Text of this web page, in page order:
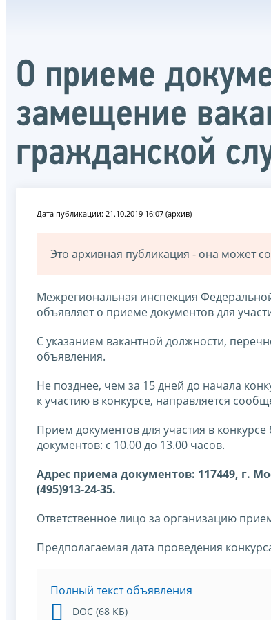
О приеме
замещение
гражданской
Дата публикации: 21.10.2019 16:07 (архив)
Это архивная публикация - она может
Межрегиональная инспекция
объявляет о приеме документов для
С указанием вакантной должности,
объявления.
Не позднее, чем за 15 дней до начала
к участию в конкурсе, направляется
Прием документов для участия в конкурсе
документов: с 10.00 до 13.00 часов.
Адрес приема документов: 117449, г.
(495)913-24-35.
Ответственное лицо за организацию
Предполагаемая дата проведения
Полный текст объявления
DOC (68 КБ)